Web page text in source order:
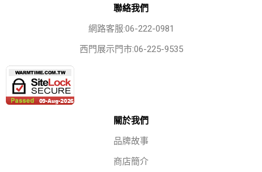
聯絡我們
網路客服:06-222-0981
西門展示門市:06-225-9535
關於我們
品牌故事
商店簡介